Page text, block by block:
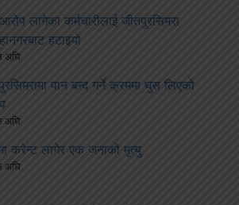
लागेका कर्मचारीलाई जीतपुरसिमरा
हटाइयो
अघि
पान बन्द गर्ने क्रममा घुस लिएको
अघि
करेन्ट लागेर एक जनाको मृत्यु
अघि